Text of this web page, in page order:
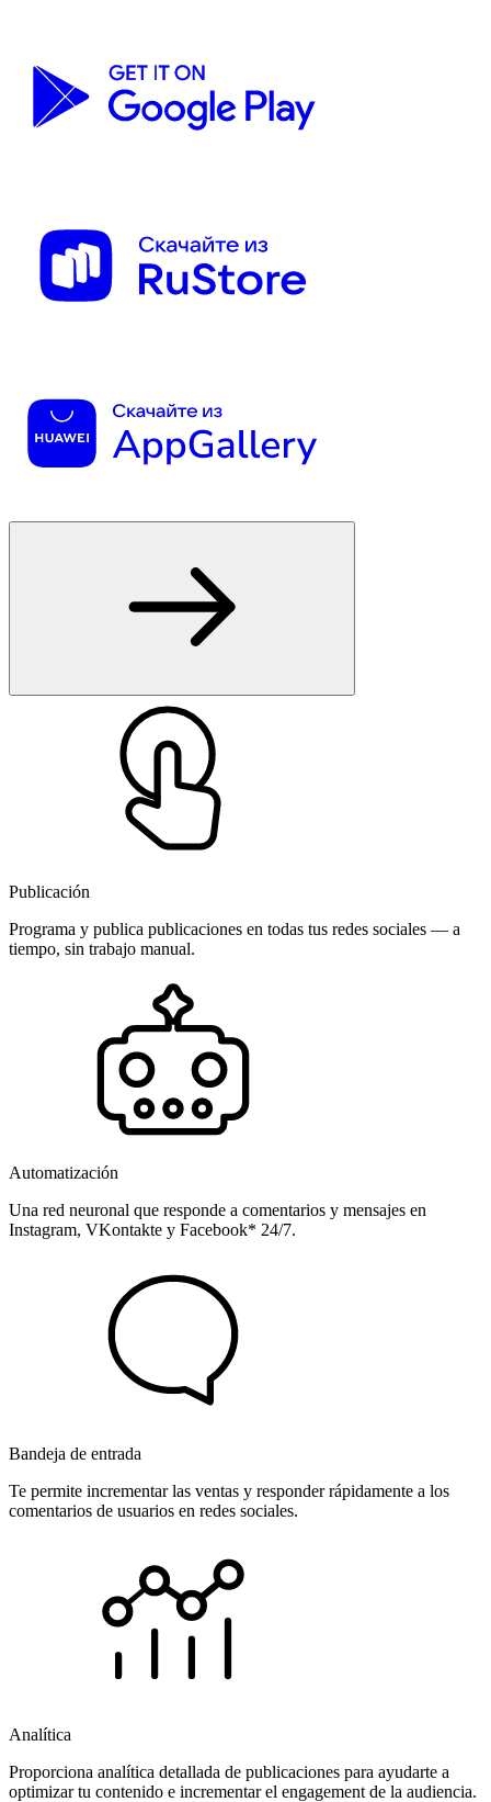
Publicación
Programa y publica publicaciones en todas tus redes sociales — a
tiempo, sin trabajo manual.
Automatización
Una red neuronal que responde a comentarios y mensajes en
Instagram, VKontakte y Facebook* 24/7.
Bandeja de entrada
Te permite incrementar las ventas y responder rápidamente a los
comentarios de usuarios en redes sociales.
Analítica
Proporciona analítica detallada de publicaciones para ayudarte a
optimizar tu contenido e incrementar el engagement de la audiencia.